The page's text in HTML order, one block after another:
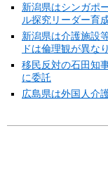
新潟県はシンガポ
ル探究リーダー育
新潟県は介護施設
ドは倫理観が異な
移民反対の石田知
に委託
広島県は外国人介